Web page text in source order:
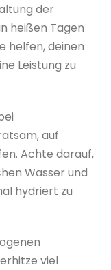
der
heißen Tagen
helfen, deinen
Leistung zu
auf
Achte darauf,
Wasser und
hydriert zu
viel